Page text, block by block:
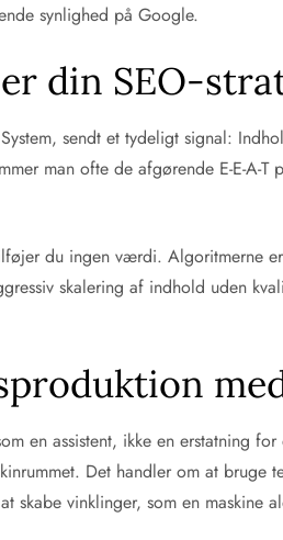
synlighed på Google.
din SEO-
sendt et tydeligt signal:
man ofte de afgørende E-E-A-
du ingen værdi. Algoritmerne
skalering af indhold uden
en assistent, ikke en erstatning
Det handler om at
skabe vinklinger, som en maskine